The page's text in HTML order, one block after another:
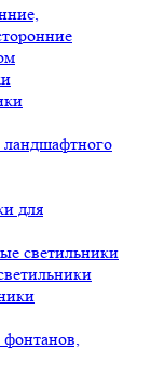
ландшафтного
для
светильники